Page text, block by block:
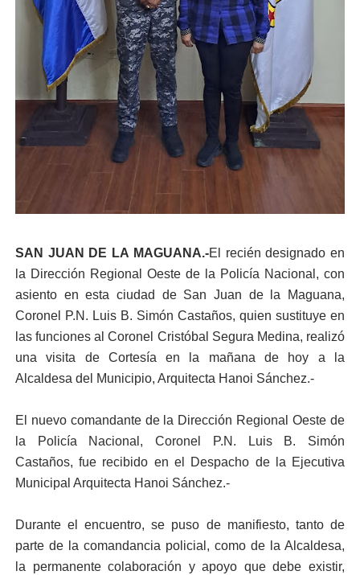
SAN JUAN DE LA MAGUANA.-El recién designado en
la Dirección Regional Oeste de la Policía Nacional, con
asiento en esta ciudad de San Juan de la Maguana,
Coronel P.N. Luis B. Simón Castaños, quien sustituye en
las funciones al Coronel Cristóbal Segura Medina, realizó
una visita de Cortesía en la mañana de hoy a la
Alcaldesa del Municipio, Arquitecta Hanoi Sánchez.-
El nuevo comandante de la Dirección Regional Oeste de
la Policía Nacional, Coronel P.N. Luis B. Simón
Castaños, fue recibido en el Despacho de la Ejecutiva
Municipal Arquitecta Hanoi Sánchez.-
Durante el encuentro, se puso de manifiesto, tanto de
parte de la comandancia policial, como de la Alcaldesa,
la permanente colaboración y apoyo que debe existir,